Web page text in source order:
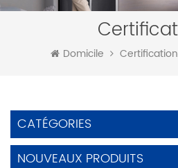
Domicile
CATÉGORIES
NOUVEAUX PRODUITS